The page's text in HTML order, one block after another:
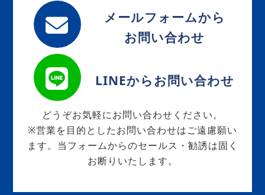
メールフォームから
お問い合わせ
LINEからお問い合わせ
どうぞお気軽にお問い合わせください。
※営業を目的としたお問い合わせはご遠慮願い
ます。当フォームからのセールス・勧誘は固く
お断りいたします。